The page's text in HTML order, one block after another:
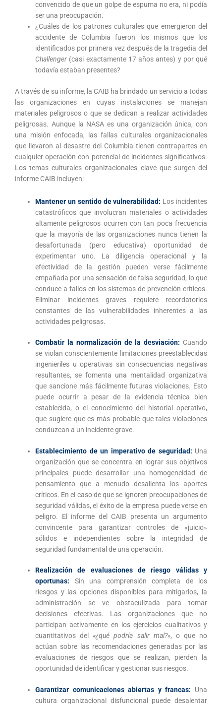
convencido de que un golpe de espuma no era, ni podía
ser una preocupación.
¿Cuáles de los patrones culturales que emergieron del
accidente de Columbia fueron los mismos que los
identificados por primera vez después de la tragedia del
Challenger (casi exactamente 17 años antes) y por qué
todavía estaban presentes?
A través de su informe, la CAIB ha brindado un servicio a todas
las organizaciones en cuyas instalaciones se manejan
materiales peligrosos o que se dedican a realizar actividades
peligrosas. Aunque la NASA es una organización única, con
una misión enfocada, las fallas culturales organizacionales
que llevaron al desastre del Columbia tienen contrapartes en
cualquier operación con potencial de incidentes significativos.
Los temas culturales organizacionales clave que surgen del
informe CAIB incluyen:
Mantener un sentido de vulnerabilidad: Los incidentes
catastróficos que involucran materiales o actividades
altamente peligrosos ocurren con tan poca frecuencia
que la mayoría de las organizaciones nunca tienen la
desafortunada (pero educativa) oportunidad de
experimentar uno. La diligencia operacional y la
efectividad de la gestión pueden verse fácilmente
empañada por una sensación de falsa seguridad, lo que
conduce a fallos en los sistemas de prevención críticos.
Eliminar incidentes graves requiere recordatorios
constantes de las vulnerabilidades inherentes a las
actividades peligrosas.
Combatir la normalización de la desviación: Cuando
se violan conscientemente limitaciones preestablecidas
ingenieriles u operativas sin consecuencias negativas
resultantes, se fomenta una mentalidad organizativa
que sancione más fácilmente futuras violaciones. Esto
puede ocurrir a pesar de la evidencia técnica bien
establecida, o el conocimiento del historial operativo,
que sugiere que es más probable que tales violaciones
conduzcan a un incidente grave.
Establecimiento de un imperativo de seguridad: Una
organización que se concentra en lograr sus objetivos
principales puede desarrollar una homogeneidad de
pensamiento que a menudo desalienta los aportes
críticos. En el caso de que se ignoren preocupaciones de
seguridad válidas, el éxito de la empresa puede verse en
peligro. El informe del CAIB presenta un argumento
convincente para garantizar controles de «juicio»
sólidos e independientes sobre la integridad de
seguridad fundamental de una operación.
Realización de evaluaciones de riesgo válidas y
oportunas: Sin una comprensión completa de los
riesgos y las opciones disponibles para mitigarlos, la
administración se ve obstaculizada para tomar
decisiones efectivas. Las organizaciones que no
participan activamente en los ejercicios cualitativos y
cuantitativos del«¿qué podría salir mal?», o que no
actúan sobre las recomendaciones generadas por las
evaluaciones de riesgos que se realizan, pierden la
oportunidad de identificar y gestionar sus riesgos.
Garantizar comunicaciones abiertas y francas:
Una
cultura organizacional disfuncional puede desalentar